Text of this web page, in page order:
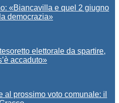
«Biancavilla e quel 2 giugno
democrazia»
elettorale da spartire,
accaduto»
al prossimo voto comunale: il